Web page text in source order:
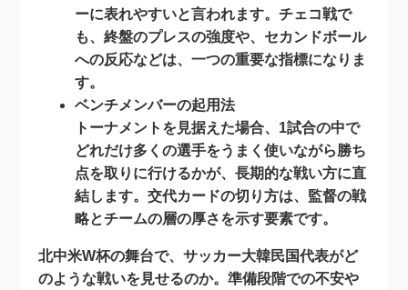
ーに表れやすいと言われます。チェコ戦で
も、終盤のプレスの強度や、セカンドボール
への反応などは、一つの重要な指標になりま
す。
ベンチメンバーの起用法
トーナメントを見据えた場合、1試合の中で
どれだけ多くの選手をうまく使いながら勝ち
点を取りに行けるかが、長期的な戦い方に直
結します。交代カードの切り方は、監督の戦
略とチームの層の厚さを示す要素です。
北中米W杯の舞台で、サッカー大韓民国代表がど
のような戦いを見せるのか。準備段階での不安や